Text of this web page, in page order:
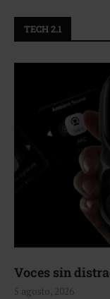
TECH 2.1
Voces sin
5 agosto, 2026